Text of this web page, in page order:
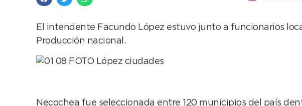
El intendente Facundo López estuvo junto a funcionarios
Producción nacional.
Necochea fue seleccionada entre 120 municipios del país